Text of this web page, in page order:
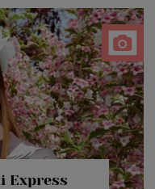
Express